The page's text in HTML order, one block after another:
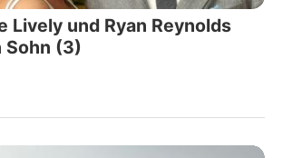
Lively und Ryan Reynolds
Sohn (3)